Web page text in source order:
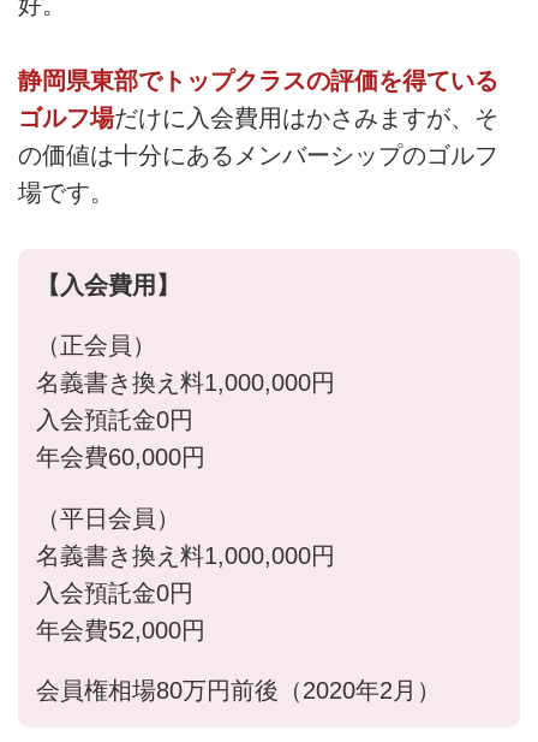
静岡県東部でトップクラスの評価を得ている
ゴルフ場だけに入会費用はかさみますが、そ
の価値は十分にあるメンバーシップのゴルフ
場です。
【入会費用】
（正会員）
名義書き換え料1,000,000円
入会預託金0円
年会費60,000円
（平日会員）
名義書き換え料1,000,000円
入会預託金0円
年会費52,000円
会員権相場80万円前後（2020年2月）